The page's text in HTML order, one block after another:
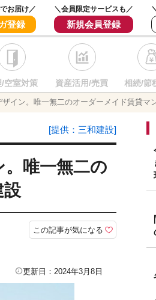
お届け／
登録
＼会員限定サービスも／
新規会員登録
/空室対策 資産活用/売買 相続/節
イン。唯一無二のオーダーメイド賃貸マ
[提供：三和建設]
唯一無二の
設
この記事が気になる
更新日：2024年3月8日